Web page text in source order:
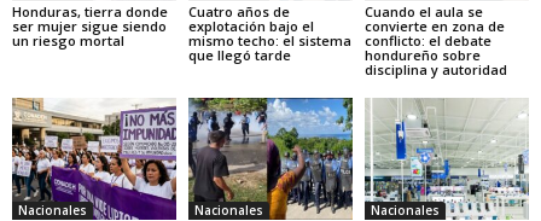
Honduras, tierra donde
ser mujer sigue siendo
un riesgo mortal
Cuatro años de
explotación bajo el
mismo techo: el sistema
que llegó tarde
Cuando el aula se
convierte en zona de
conflicto: el debate
hondureño sobre
disciplina y autoridad
Nacionales Nacionales Nacionales